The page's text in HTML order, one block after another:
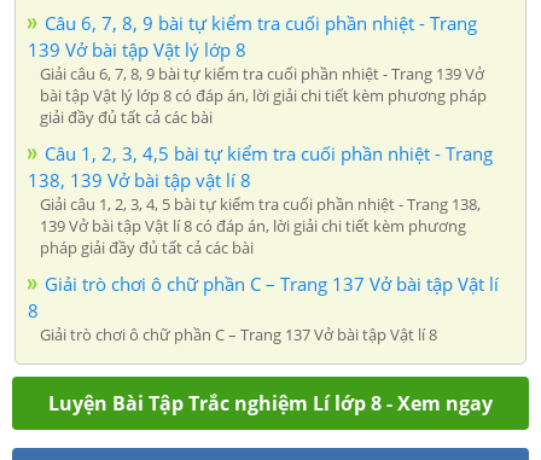
Câu 6, 7, 8, 9 bài tự kiểm tra cuối phần nhiệt - Trang
139 Vở bài tập Vật lý lớp 8
Giải câu 6, 7, 8, 9 bài tự kiểm tra cuối phần nhiệt - Trang 139 Vở
bài tập Vật lý lớp 8 có đáp án, lời giải chi tiết kèm phương pháp
giải đầy đủ tất cả các bài
Câu 1, 2, 3, 4,5 bài tự kiểm tra cuối phần nhiệt - Trang
138, 139 Vở bài tập vật lí 8
Giải câu 1, 2, 3, 4, 5 bài tự kiểm tra cuối phần nhiệt - Trang 138,
139 Vở bài tập Vật lí 8 có đáp án, lời giải chi tiết kèm phương
pháp giải đầy đủ tất cả các bài
Giải trò chơi ô chữ phần C – Trang 137 Vở bài tập Vật lí
8
Giải trò chơi ô chữ phần C – Trang 137 Vở bài tập Vật lí 8
Luyện Bài Tập Trắc nghiệm Lí lớp 8 - Xem ngay